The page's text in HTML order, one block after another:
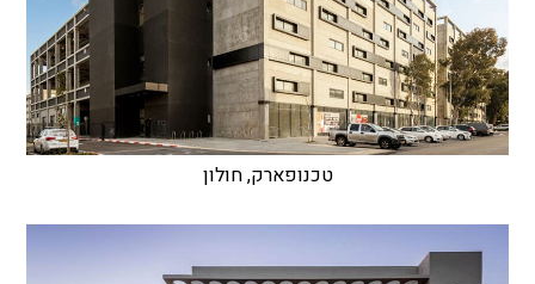
טכנופארק, חולון